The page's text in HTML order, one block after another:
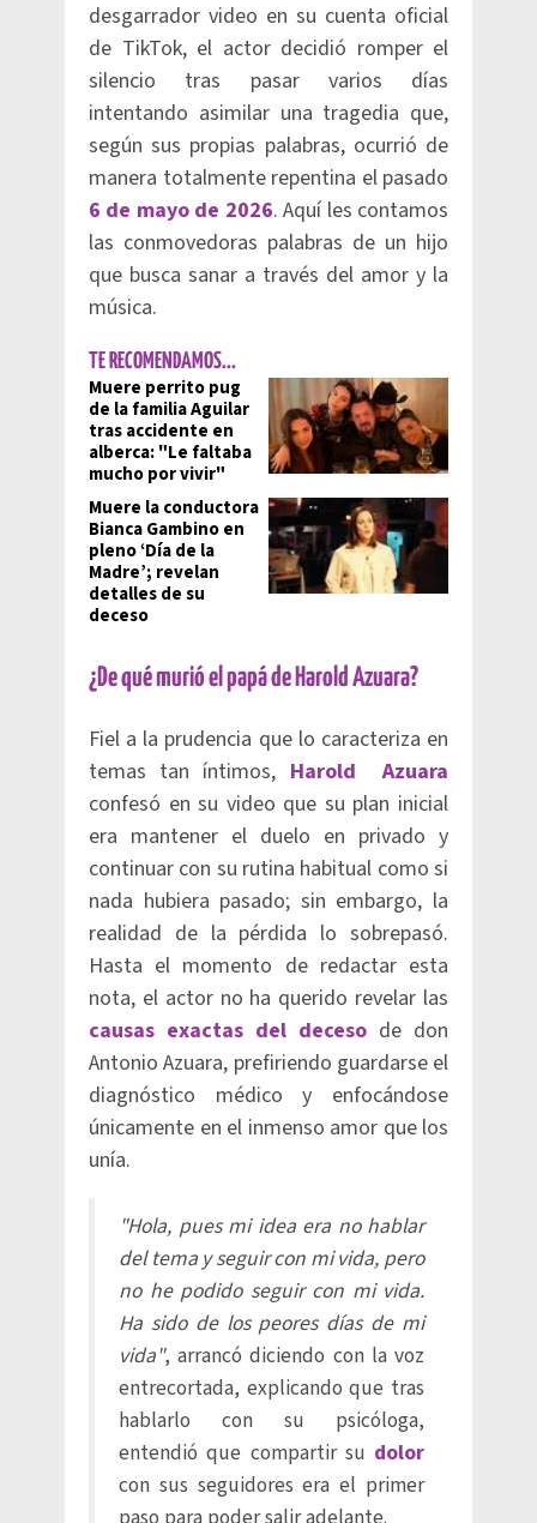
desgarrador video en su cuenta oficial
de TikTok, el actor decidió romper el
silencio tras pasar varios días
intentando asimilar una tragedia que,
según sus propias palabras, ocurrió de
manera totalmente repentina el pasado
6 de mayo de 2026. Aquí les contamos
las conmovedoras palabras de un hijo
que busca sanar a través del amor y la
música.
TE RECOMENDAMOS...
Muere perrito pug
de la familia Aguilar
tras accidente en
alberca: "Le faltaba
mucho por vivir"
Muere la conductora
Bianca Gambino en
pleno ‘Día de la
Madre’; revelan
detalles de su
deceso
¿De qué murió el papá de Harold Azuara?
Fiel a la prudencia que lo caracteriza en
temas tan íntimos, Harold Azuara
confesó en su video que su plan inicial
era mantener el duelo en privado y
continuar con su rutina habitual como si
nada hubiera pasado; sin embargo, la
realidad de la pérdida lo sobrepasó.
Hasta el momento de redactar esta
nota, el actor no ha querido revelar las
causas exactas del deceso de don
Antonio Azuara, prefiriendo guardarse el
diagnóstico médico y enfocándose
únicamente en el inmenso amor que los
unía.
"Hola, pues mi idea era no hablar
del tema y seguir con mi vida, pero
no he podido seguir con mi vida.
Ha sido de los peores días de mi
vida", arrancó diciendo con la voz
entrecortada, explicando que tras
hablarlo con su psicóloga,
entendió que compartir su dolor
con sus seguidores era el primer